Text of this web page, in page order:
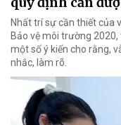
Nhất trí sự cần thiết của
Bảo vệ môi trường
một số ý kiến cho rằng,
nhắc, làm rõ.